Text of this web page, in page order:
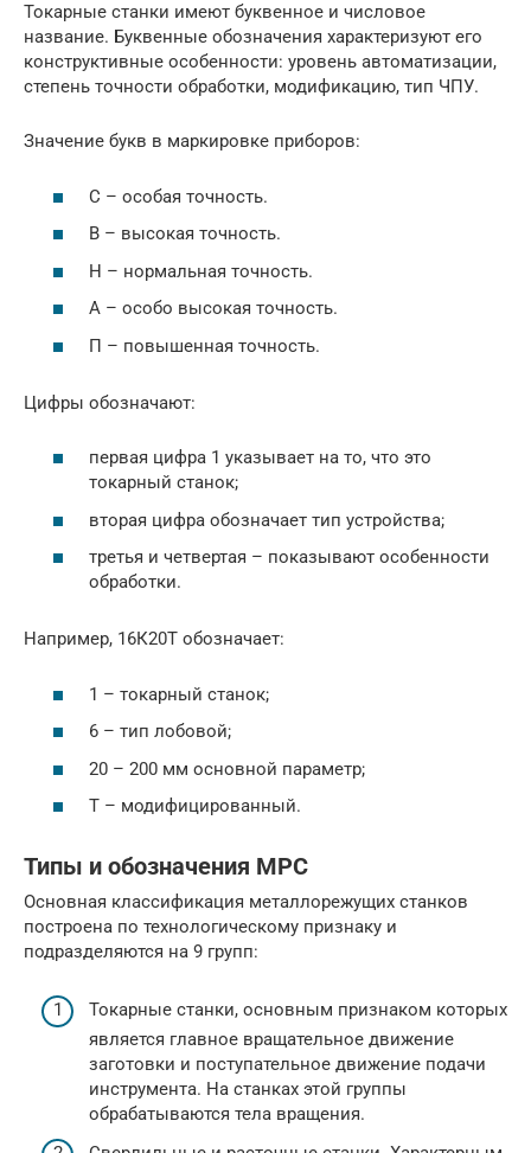
Токарные станки имеют буквенное и числовое
название. Буквенные обозначения характеризуют его
конструктивные особенности: уровень автоматизации,
степень точности обработки, модификацию, тип ЧПУ.
Значение букв в маркировке приборов:
С – особая точность.
В – высокая точность.
Н – нормальная точность.
А – особо высокая точность.
П – повышенная точность.
Цифры обозначают:
первая цифра 1 указывает на то, что это
токарный станок;
вторая цифра обозначает тип устройства;
третья и четвертая – показывают особенности
обработки.
Например, 16К20Т обозначает:
1 – токарный станок;
6 – тип лобовой;
20 – 200 мм основной параметр;
Т – модифицированный.
Типы и обозначения МРС
Основная классификация металлорежущих станков
построена по технологическому признаку и
подразделяются на 9 групп:
Токарные станки, основным признаком которых
является главное вращательное движение
заготовки и поступательное движение подачи
инструмента. На станках этой группы
обрабатываются тела вращения.